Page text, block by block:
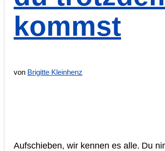
kommst
von Brigitte Kleinhenz
Aufschieben, wir kennen es alle. Du